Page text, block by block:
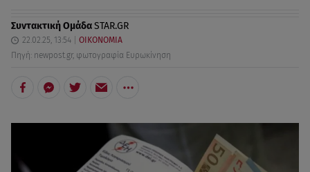
Συντακτική ΟμάδαSTAR.GR
22.02.25, 13:54
ΟΙΚΟΝΟΜΙΑ
Πηγή: newpost.gr, φωτογραφία Ευρωκίνηση